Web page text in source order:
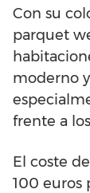
Con su
parquet
moderno
frente a
El coste
100 euros